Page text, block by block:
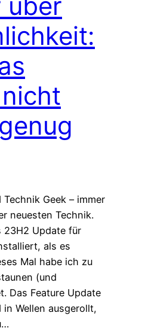
Geek – immer
neuesten Technik.
23H2 Update für
als es
Mal habe ich zu
(und
Das Feature Update
Wellen ausgerollt,